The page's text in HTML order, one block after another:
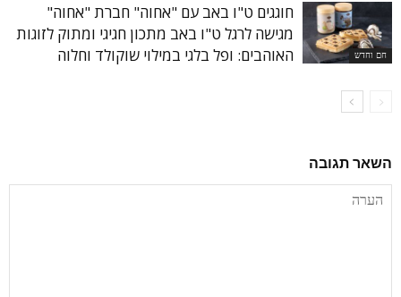
חם וחדש
חוגגים ט"ו באב עם "אחוה" חברת "אחוה"
מגישה לרגל ט"ו באב מתכון חגיגי ומתוק לזוגות
האוהבים: ופל בלגי במילוי שוקולד וחלוה
השאר תגובה